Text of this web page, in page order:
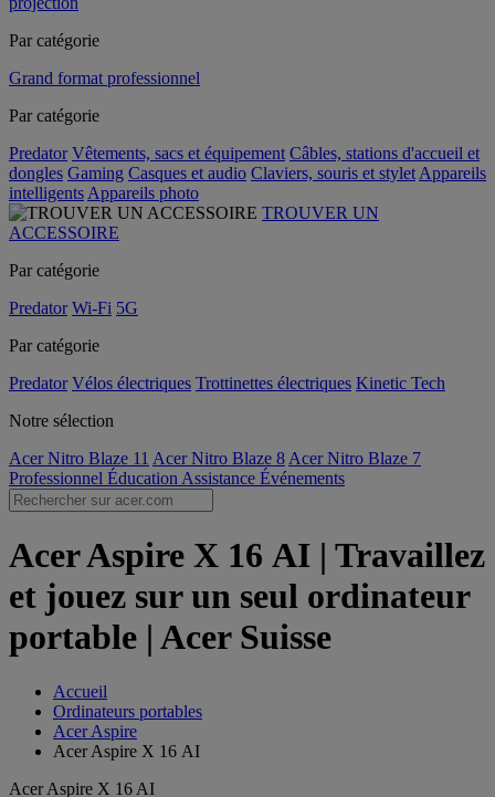
Par catégorie
Grand format professionnel
Par catégorie
Predator Vêtements, sacs et équipement Câbles, stations d'accueil et
dongles Gaming Casques et audio Claviers, souris et stylet Appareils
intelligents Appareils photo
TROUVER UN
ACCESSOIRE
Par catégorie
Predator Wi-Fi 5G
Par catégorie
Predator Vélos électriques Trottinettes électriques Kinetic Tech
Notre sélection
Acer Nitro Blaze 11 Acer Nitro Blaze 8 Acer Nitro Blaze 7
Professionnel Éducation Assistance Événements
Acer Aspire X 16 AI | Travaillez
et jouez sur un seul ordinateur
portable | Acer Suisse
Accueil
Ordinateurs portables
Acer Aspire
Acer Aspire X 16 AI
Acer Aspire X 16 AI